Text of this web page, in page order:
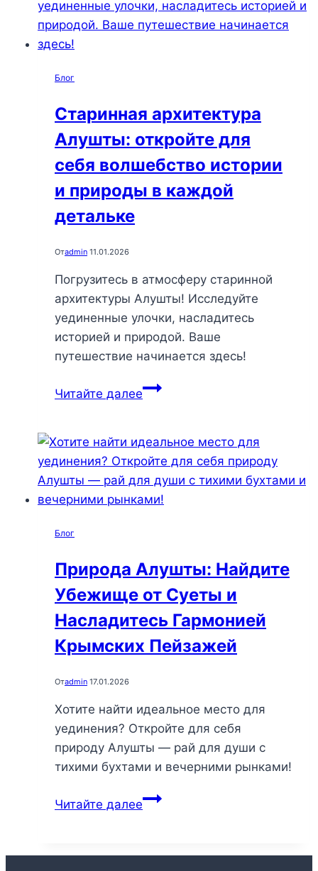
для
вдохновения
Крыма
Блог
Старинная архитектура
Алушты: откройте для
себя волшебство истории
и природы в каждой
детальке
Отadmin 11.01.2026
Погрузитесь в атмосферу старинной
архитектуры Алушты! Исследуйте
уединенные улочки, насладитесь
историей и природой. Ваше
путешествие начинается здесь!
Читайте далееСтаринная
откройте
для
себя
волшебство
природы
в
каждой
детальке
Блог
Природа Алушты: Найдите
Убежище от Суеты и
Насладитесь Гармонией
Крымских Пейзажей
Отadmin 17.01.2026
Хотите найти идеальное место для
уединения? Откройте для себя
природу Алушты — рай для души с
тихими бухтами и вечерними рынками!
Читайте далееПрирода
Убежище